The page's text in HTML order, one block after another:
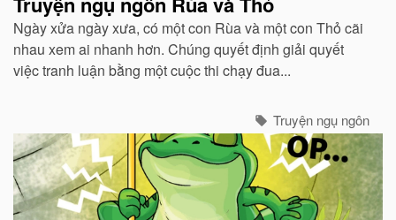
Ngày xửa ngày xưa, có một con Rùa và một con Thỏ cãi
nhau xem ai nhanh hơn. Chúng quyết định giải quyết
việc tranh luận bằng một cuộc thi chạy đua...
Truyện ngụ ngôn